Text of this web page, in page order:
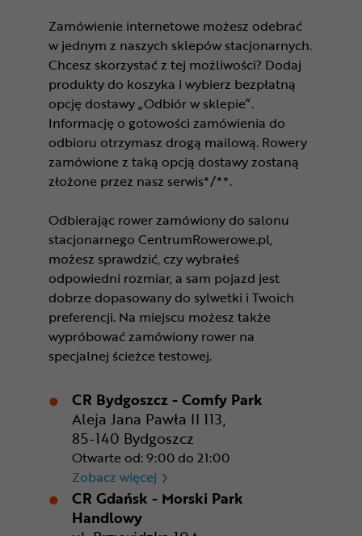
Zamówienie internetowe możesz odebrać
w jednym z naszych sklepów stacjonarnych.
Chcesz skorzystać z tej możliwości? Dodaj
produkty do koszyka i wybierz bezpłatną
opcję dostawy „Odbiór w sklepie”.
Informację o gotowości zamówienia do
odbioru otrzymasz drogą mailową. Rowery
zamówione z taką opcją dostawy zostaną
złożone przez nasz serwis*/**.
Odbierając rower zamówiony do salonu
stacjonarnego CentrumRowerowe.pl,
możesz sprawdzić, czy wybrałeś
odpowiedni rozmiar, a sam pojazd jest
dobrze dopasowany do sylwetki i Twoich
preferencji. Na miejscu możesz także
wypróbować zamówiony rower na
specjalnej ścieżce testowej.
CR Bydgoszcz - Comfy Park
Aleja Jana Pawła II 113,
85-140 Bydgoszcz
Otwarte od: 9:00 do 21:00
Zobacz więcej CR Bydgoszcz - Comfy Park
CR Gdańsk - Morski Park
Handlowy